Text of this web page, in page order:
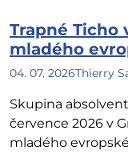
Trapné Ticho
mladého
04. 07. 2026Thierry
Skupina
července 2026 v
mladého